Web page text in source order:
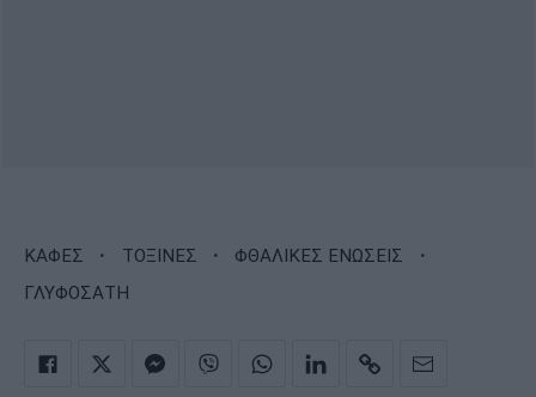
ΚΑΦΕΣ · ΤΟΞΙΝΕΣ · ΦΘΑΛΙΚΕΣ ΕΝΩΣΕΙΣ ·
ΓΛΥΦΟΣΑΤΗ